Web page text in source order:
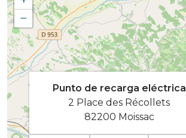
−
Punto de recarga eléctrica
2 Place des Récollets
82200 Moissac